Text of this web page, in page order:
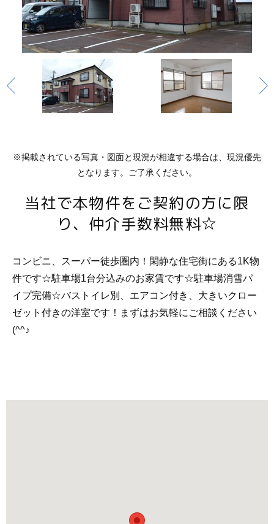
※掲載されている写真・図面と現況が相違する場合は、現況優先
となります。ご了承ください。
当社で本物件をご契約の方に限
り、仲介手数料無料☆
コンビニ、スーパー徒歩圏内！閑静な住宅街にある1K物
件です☆駐車場1台分込みのお家賃です☆駐車場消雪パ
イプ完備☆バストイレ別、エアコン付き、大きいクロー
ゼット付きの洋室です！まずはお気軽にご相談ください
(^^♪